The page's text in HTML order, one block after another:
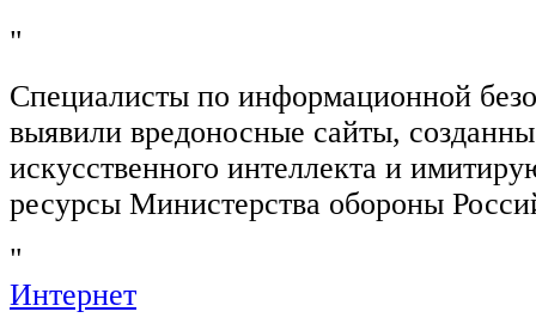
"
Специалисты по информационной
выявили вредоносные сайты,
искусственного интеллекта и
ресурсы Министерства обороны
"
Интернет